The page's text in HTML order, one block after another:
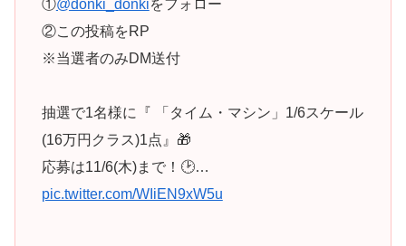
①@donki_donkiをフォロー
②この投稿をRP
※当選者のみDM送付
抽選で1名様に『 「タイム・マシン」1/6スケール
(16万円クラス)1点』🎁
応募は11/6(木)まで！🕑…
pic.twitter.com/WIiEN9xW5u